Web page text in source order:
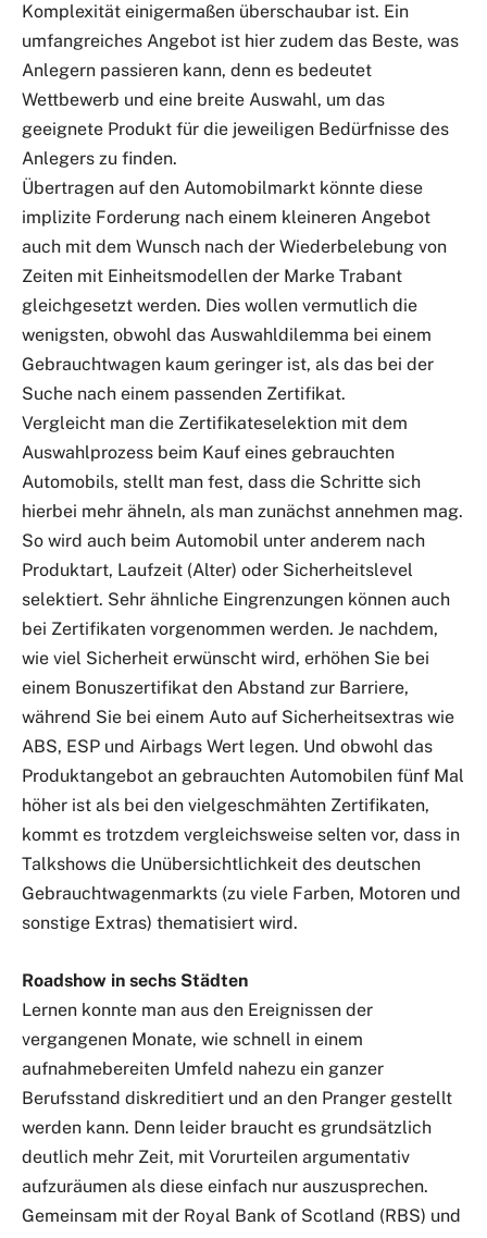
Komplexität einigermaßen überschaubar ist. Ein
umfangreiches Angebot ist hier zudem das Beste, was
Anlegern passieren kann, denn es bedeutet
Wettbewerb und eine breite Auswahl, um das
geeignete Produkt für die jeweiligen Bedürfnisse des
Anlegers zu finden.
Übertragen auf den Automobilmarkt könnte diese
implizite Forderung nach einem kleineren Angebot
auch mit dem Wunsch nach der Wiederbelebung von
Zeiten mit Einheitsmodellen der Marke Trabant
gleichgesetzt werden. Dies wollen vermutlich die
wenigsten, obwohl das Auswahldilemma bei einem
Gebrauchtwagen kaum geringer ist, als das bei der
Suche nach einem passenden Zertifikat.
Vergleicht man die Zertifikateselektion mit dem
Auswahlprozess beim Kauf eines gebrauchten
Automobils, stellt man fest, dass die Schritte sich
hierbei mehr ähneln, als man zunächst annehmen mag.
So wird auch beim Automobil unter anderem nach
Produktart, Laufzeit (Alter) oder Sicherheitslevel
selektiert. Sehr ähnliche Eingrenzungen können auch
bei Zertifikaten vorgenommen werden. Je nachdem,
wie viel Sicherheit erwünscht wird, erhöhen Sie bei
einem Bonuszertifikat den Abstand zur Barriere,
während Sie bei einem Auto auf Sicherheitsextras wie
ABS, ESP und Airbags Wert legen. Und obwohl das
Produktangebot an gebrauchten Automobilen fünf Mal
höher ist als bei den vielgeschmähten Zertifikaten,
kommt es trotzdem vergleichsweise selten vor, dass in
Talkshows die Unübersichtlichkeit des deutschen
Gebrauchtwagenmarkts (zu viele Farben, Motoren und
sonstige Extras) thematisiert wird.
Roadshow in sechs Städten
Lernen konnte man aus den Ereignissen der
vergangenen Monate, wie schnell in einem
aufnahmebereiten Umfeld nahezu ein ganzer
Berufsstand diskreditiert und an den Pranger gestellt
werden kann. Denn leider braucht es grundsätzlich
deutlich mehr Zeit, mit Vorurteilen argumentativ
aufzuräumen als diese einfach nur auszusprechen.
Gemeinsam mit der Royal Bank of Scotland (RBS) und